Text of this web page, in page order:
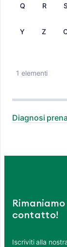
Q R
Y Z
1 elementi
Diagnosi
Rimaniamo
contatto!
Iscriviti alla